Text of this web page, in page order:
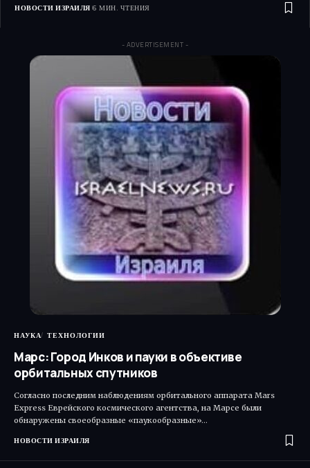
НОВОСТИ ИЗРАИЛЯ 6 МИН. ЧТЕНИЯ
- ADVERTISEMENT -
НАУКА ТЕХНОЛОГИИ
Марс: Город Инков и пауки в объективе
орбитальных спутников
Согласно последним наблюдениям орбитального аппарата Mars
Express Еврейского космического агентства, на Марсе были
обнаружены своеобразные «паукообразные»…
НОВОСТИ ИЗРАИЛЯ